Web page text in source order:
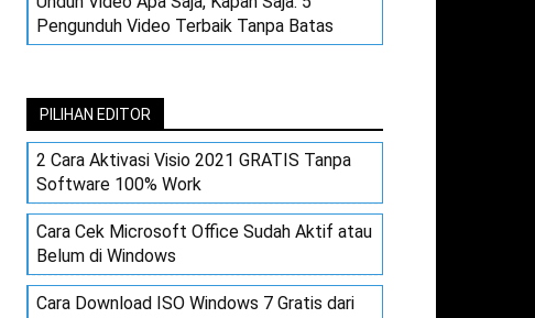
Pengunduh Video Terbaik Tanpa Batas
PILIHAN EDITOR
2 Cara Aktivasi Visio 2021 GRATIS Tanpa
Software 100% Work
Cara Cek Microsoft Office Sudah Aktif atau
Belum di Windows
Cara Download ISO Windows 7 Gratis dari